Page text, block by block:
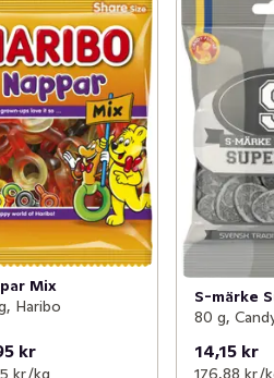
Mix
Haribo
kr
kr /kg
S-märke
80 g,
14,15 kr
176,88 kr /